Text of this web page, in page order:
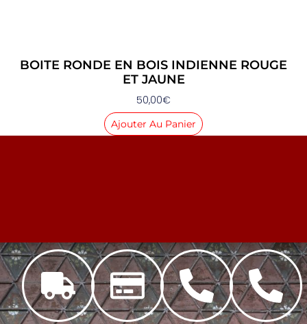
BOITE RONDE EN BOIS INDIENNE ROUGE
ET JAUNE
50,00€
Ajouter Au Panier